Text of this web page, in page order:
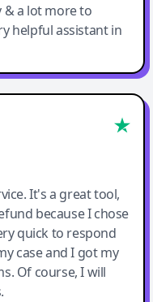
& a lot more to
helpful assistant in
It's a great tool,
because I chose
quick to respond
case and I got my
Of course, I will